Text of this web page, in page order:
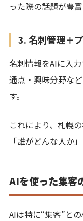
った際の話題が豊
3. 名刺管理＋
名刺情報をAIに入
通点・興味分野な
す。
これにより、札幌
「誰がどんな人か
AIを使った集客
AIは特に“集客”と